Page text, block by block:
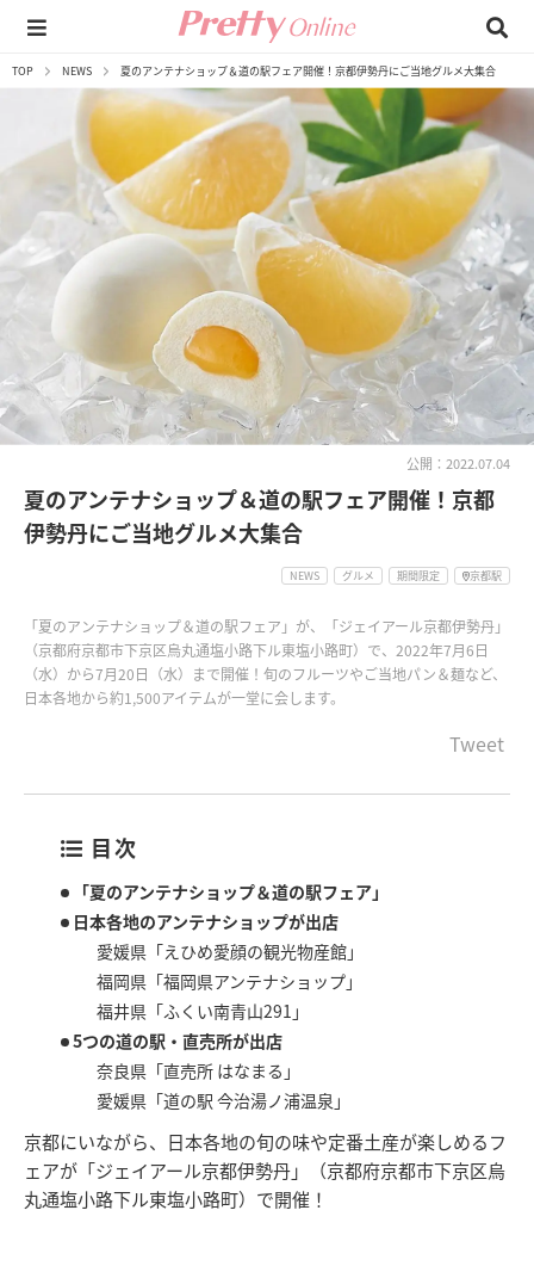
TOP NEWS 夏のアンテナショップ＆道の駅フェア開催！京都伊勢丹にご当地グルメ大集合
公開：2022.07.04
夏のアンテナショップ＆道の駅フェア開催！京都
伊勢丹にご当地グルメ大集合
NEWS グルメ 期間限定 京都駅
「夏のアンテナショップ＆道の駅フェア」が、「ジェイアール京都伊勢丹」
（京都府京都市下京区烏丸通塩小路下ル東塩小路町）で、2022年7月6日
（水）から7月20日（水）まで開催！旬のフルーツやご当地パン＆麺など、
日本各地から約1,500アイテムが一堂に会します。
Tweet
目次
「夏のアンテナショップ＆道の駅フェア」
日本各地のアンテナショップが出店
愛媛県「えひめ愛顔の観光物産館」
福岡県「福岡県アンテナショップ」
福井県「ふくい南青山291」
5つの道の駅・直売所が出店
奈良県「直売所 はなまる」
愛媛県「道の駅 今治湯ノ浦温泉」
京都にいながら、日本各地の旬の味や定番土産が楽しめるフ
ェアが「ジェイアール京都伊勢丹」（京都府京都市下京区烏
丸通塩小路下ル東塩小路町）で開催！